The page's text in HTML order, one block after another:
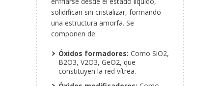
solidifican sin cristalizar, formando
una estructura amorfa. Se
componen de:
Óxidos formadores: Como SiO2,
B2O3, V2O3, GeO2, que
constituyen la red vítrea.